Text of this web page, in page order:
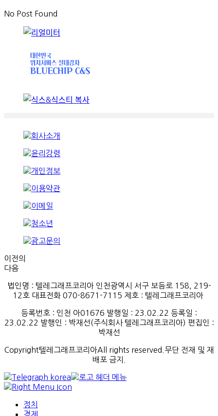
No Post Found
이전의
다음
법인명 : 텔레그래프코리아 인천광역시 서구 보듬로 158, 219-
12호 대표전화 070-8671-7115 제호 : 텔레그래프코리아
등록번호 : 인천 아01676 발행일 : 23.02.22 등록일 :
23.02.22 발행인 : 박재선(주식회사텔레그래프코리아) 편집인 :
박재선
Copyright텔레그래프코리아All rights reserved.무단 전재 및 재
배포 금지.
정치
경제